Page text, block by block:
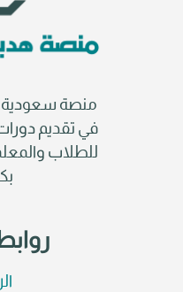
منصة
في تقديم
للطلاب